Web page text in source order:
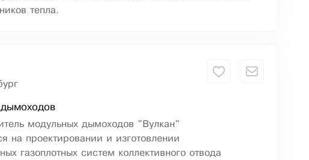
тепла.
модульных дымоходов "Вулкан"
на проектировании и изготовлении
газоплотных систем коллективного отвода